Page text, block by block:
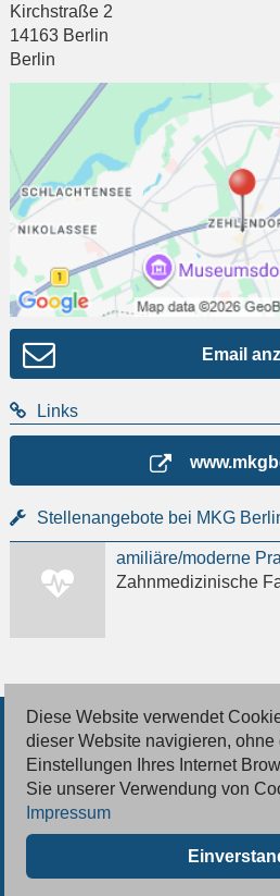
Kirchstraße 2
14163 Berlin
Berlin
Email
Links
Stellenangebote bei MKG
Zahnmedizinische
© 2026 Deutsche Jobmarkt GmbH
Inserieren
Kontakt
Diese Website verwendet
dieser Website navigieren, ohne
Einstellungen Ihres Internet
Sie unserer Verwendung von
Impressum